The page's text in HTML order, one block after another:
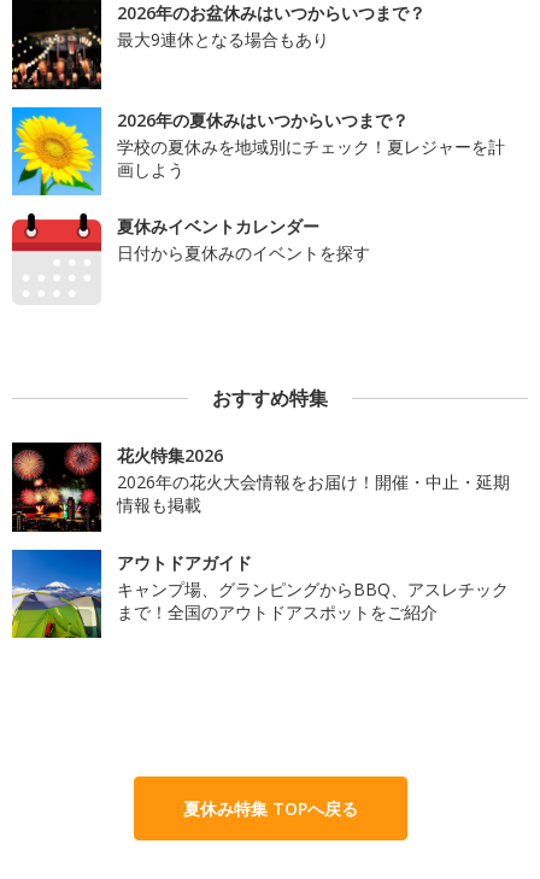
2026年のお盆休みはいつからいつまで？
最大9連休となる場合もあり
2026年の夏休みはいつからいつまで？
学校の夏休みを地域別にチェック！夏レジャーを計
画しよう
夏休みイベントカレンダー
日付から夏休みのイベントを探す
おすすめ特集
花火特集2026
2026年の花火大会情報をお届け！開催・中止・延期
情報も掲載
アウトドアガイド
キャンプ場、グランピングからBBQ、アスレチック
まで！全国のアウトドアスポットをご紹介
夏休み特集 TOPへ戻る